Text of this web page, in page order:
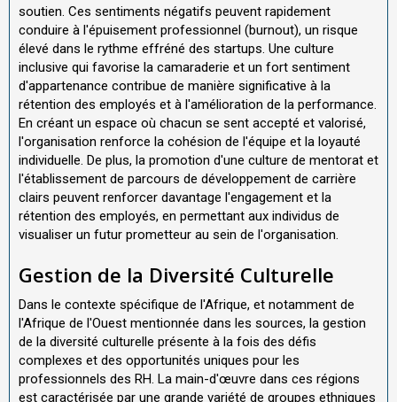
soutien. Ces sentiments négatifs peuvent rapidement
conduire à l'épuisement professionnel (burnout), un risque
élevé dans le rythme effréné des startups. Une culture
inclusive qui favorise la camaraderie et un fort sentiment
d'appartenance contribue de manière significative à la
rétention des employés et à l'amélioration de la performance.
En créant un espace où chacun se sent accepté et valorisé,
l'organisation renforce la cohésion de l'équipe et la loyauté
individuelle. De plus, la promotion d'une culture de mentorat et
l'établissement de parcours de développement de carrière
clairs peuvent renforcer davantage l'engagement et la
rétention des employés, en permettant aux individus de
visualiser un futur prometteur au sein de l'organisation.
Gestion de la Diversité Culturelle
Dans le contexte spécifique de l'Afrique, et notamment de
l'Afrique de l'Ouest mentionnée dans les sources, la gestion
de la diversité culturelle présente à la fois des défis
complexes et des opportunités uniques pour les
professionnels des RH. La main-d'œuvre dans ces régions
est caractérisée par une grande variété de groupes ethniques